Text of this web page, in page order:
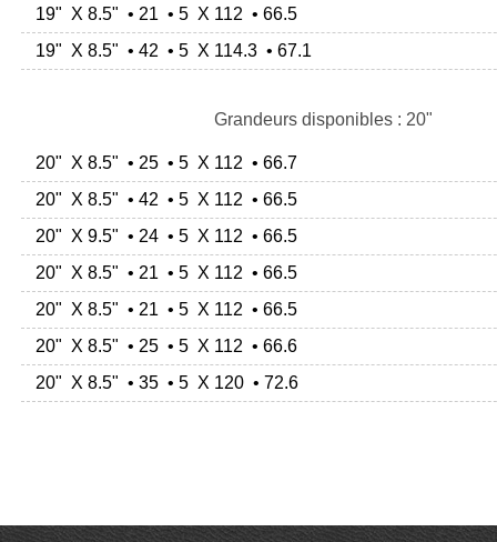
19" X 8.5" • 21 • 5 X 112 • 66.5
19" X 8.5" • 42 • 5 X 114.3 • 67.1
Grandeurs disponibles : 20"
20" X 8.5" • 25 • 5 X 112 • 66.7
20" X 8.5" • 42 • 5 X 112 • 66.5
20" X 9.5" • 24 • 5 X 112 • 66.5
20" X 8.5" • 21 • 5 X 112 • 66.5
20" X 8.5" • 21 • 5 X 112 • 66.5
20" X 8.5" • 25 • 5 X 112 • 66.6
20" X 8.5" • 35 • 5 X 120 • 72.6